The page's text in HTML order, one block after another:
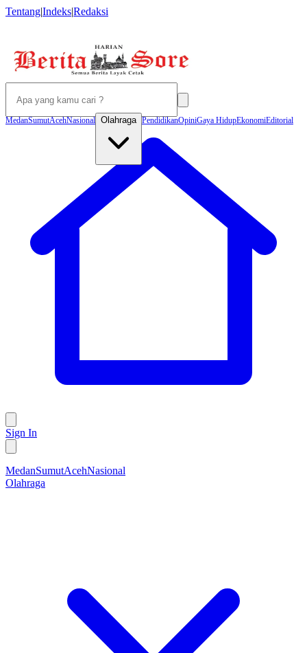
Tentang|Indeks|Redaksi
MedanSumutAcehNasional Olahraga PendidikanOpiniGaya HidupEkonomiEditorial
Sign In
MedanSumutAcehNasional
Olahraga